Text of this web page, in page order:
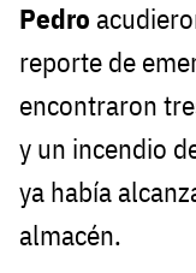
Pedro
reporte de
encontraron
y un incendio
ya había
almacén.